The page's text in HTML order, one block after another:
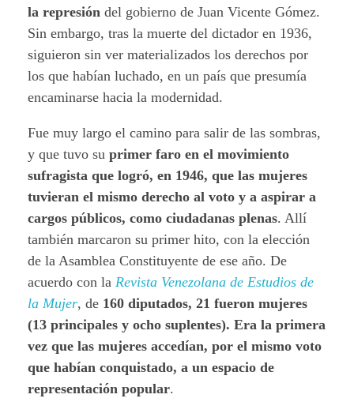
la represión del gobierno de Juan Vicente Gómez.
Sin embargo, tras la muerte del dictador en 1936,
siguieron sin ver materializados los derechos por
los que habían luchado, en un país que presumía
encaminarse hacia la modernidad.
Fue muy largo el camino para salir de las sombras,
y que tuvo su primer faro en el movimiento
sufragista que logró, en 1946, que las mujeres
tuvieran el mismo derecho al voto y a aspirar a
cargos públicos, como ciudadanas plenas. Allí
también marcaron su primer hito, con la elección
de la Asamblea Constituyente de ese año. De
acuerdo con la Revista Venezolana de Estudios de
la Mujer, de 160 diputados, 21 fueron mujeres
(13 principales y ocho suplentes). Era la primera
vez que las mujeres accedían, por el mismo voto
que habían conquistado, a un espacio de
representación popular.